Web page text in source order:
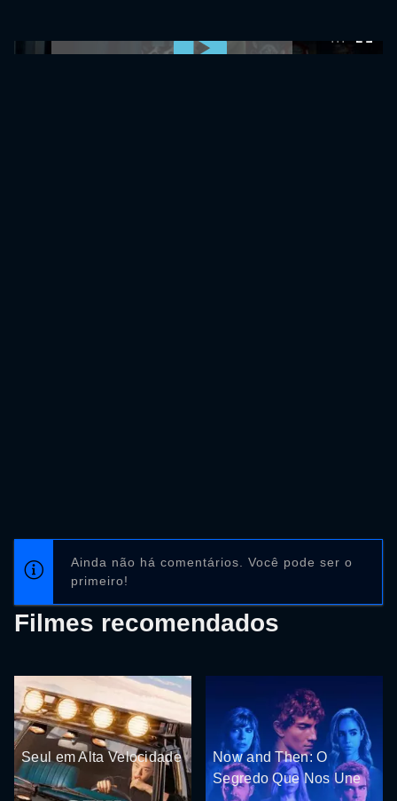
Ainda não há comentários. Você pode ser o
primeiro!
Filmes recomendados
Seul em Alta Velocidade
Now and Then: O
Segredo Que Nos Une